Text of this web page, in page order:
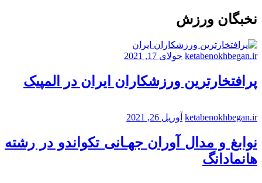
نخبگان ورزش
ketabenokhbegan.ir جولای 17, 2021
پرافتخارترین ورزشکاران ایران در المپیک
ketabenokhbegan.ir آوریل 26, 2021
نوابغ و مدال آوران جهـانی تکواندو در رشته
هانمادانگ